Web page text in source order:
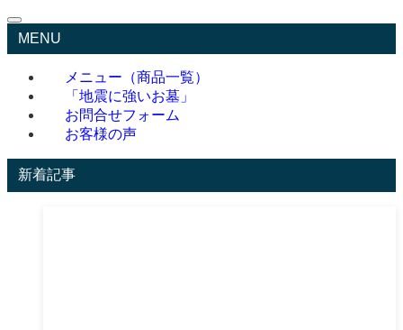
MENU
メニュー（商品一覧）
「地震に強いお墓」
お問合せフォーム
お客様の声
新着記事